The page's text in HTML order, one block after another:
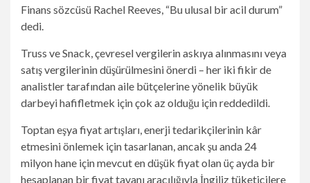
Finans sözcüsü Rachel Reeves, “Bu ulusal bir acil durum”
dedi.
Truss ve Snack, çevresel vergilerin askıya alınmasını veya
satış vergilerinin düşürülmesini önerdi – her iki fikir de
analistler tarafından aile bütçelerine yönelik büyük
darbeyi hafifletmek için çok az olduğu için reddedildi.
Toptan eşya fiyat artışları, enerji tedarikçilerinin kâr
etmesini önlemek için tasarlanan, ancak şu anda 24
milyon hane için mevcut en düşük fiyat olan üç ayda bir
hesaplanan bir fiyat tavanı aracılığıyla İngiliz tüketicilere